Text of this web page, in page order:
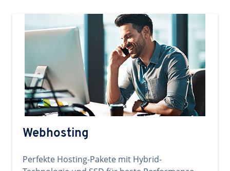
Webhosting
Perfekte Hosting-Pakete mit Hybrid-